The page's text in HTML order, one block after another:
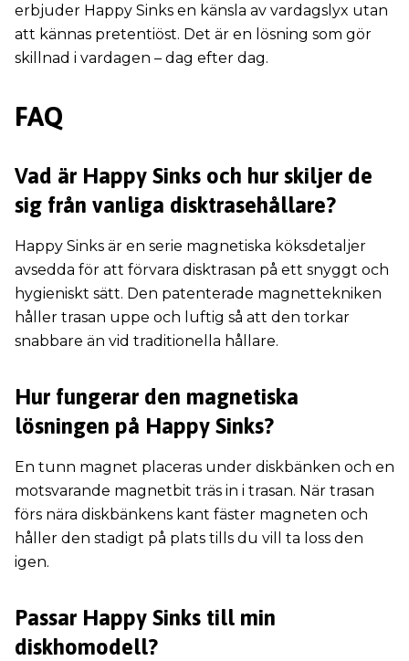
erbjuder Happy Sinks en känsla av vardagslyx utan
att kännas pretentiöst. Det är en lösning som gör
skillnad i vardagen – dag efter dag.
FAQ
Vad är Happy Sinks och hur skiljer de
sig från vanliga disktrasehållare?
Happy Sinks är en serie magnetiska köksdetaljer
avsedda för att förvara disktrasan på ett snyggt och
hygieniskt sätt. Den patenterade magnettekniken
håller trasan uppe och luftig så att den torkar
snabbare än vid traditionella hållare.
Hur fungerar den magnetiska
lösningen på Happy Sinks?
En tunn magnet placeras under diskbänken och en
motsvarande magnetbit träs in i trasan. När trasan
förs nära diskbänkens kant fäster magneten och
håller den stadigt på plats tills du vill ta loss den
igen.
Passar Happy Sinks till min
diskhomodell?